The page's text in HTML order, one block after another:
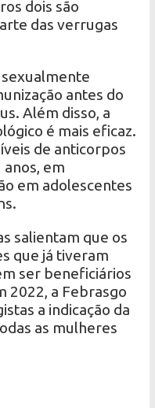
dois são
das verrugas
antes do
Além disso, a
é mais eficaz.
de anticorpos
anos, em
em adolescentes
salientam que os
que já tiveram
ser beneficiários
2022, a Febrasgo
a indicação da
as mulheres